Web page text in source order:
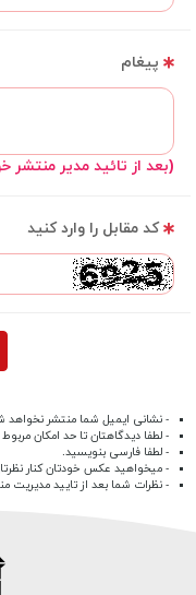
پیغام
(بعد از تائید مدیر منتشر
کد مقابل را وارد کنید
- نشانی ایمیل شما منتشر نخواهد
- لطفا دیدگاهتان تا حد امکان
- لطفا فارسی بنویسید.
- میخواهید عکس خودتان کنار
- نظرات شما بعد از تایید مدیریت